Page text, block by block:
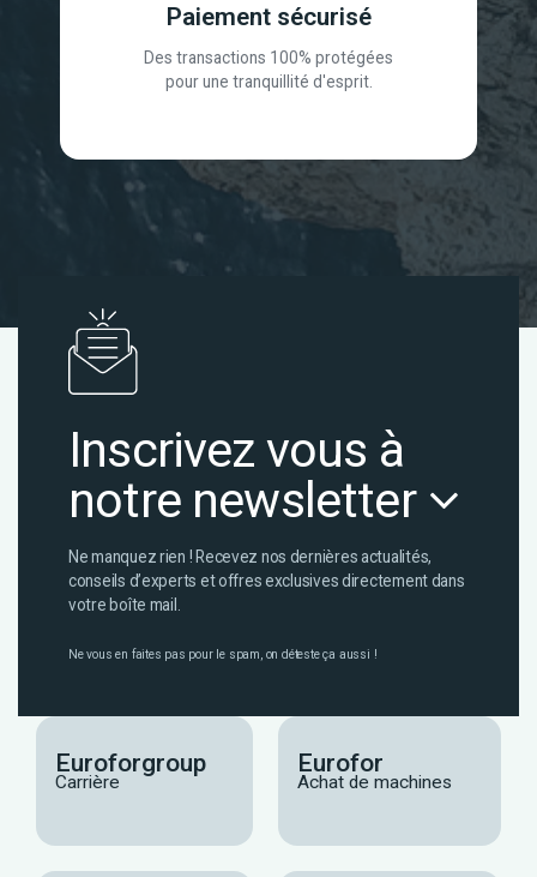
Paiement sécurisé
Des transactions 100% protégées
pour une tranquillité d'esprit.
Inscrivez vous à
notre newsletter
Ne manquez rien ! Recevez nos dernières actualités,
conseils d’experts et offres exclusives directement dans
votre boîte mail.
Ne vous en faites pas pour le spam, on déteste ça aussi !
Euroforgroup
Carrière
Eurofor
Achat de machines